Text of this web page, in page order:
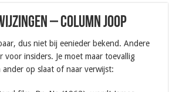
– column Joop
dus niet bij eenieder bekend. Andere
voor insiders. Je moet maar toevallig
op slaat of naar verwijst: